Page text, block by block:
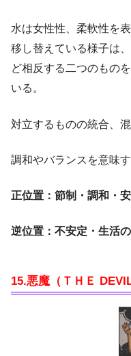
水は女性性、柔軟性を
移し替えている様子は
ど相反する二つのもの
いる。
対立するものの統合、混
調和やバランスを意味す
正位置：節制・調和・
逆位置：不安定・生活
15.悪魔（ＴＨＥ